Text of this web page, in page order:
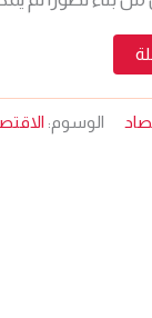
الوسوم: